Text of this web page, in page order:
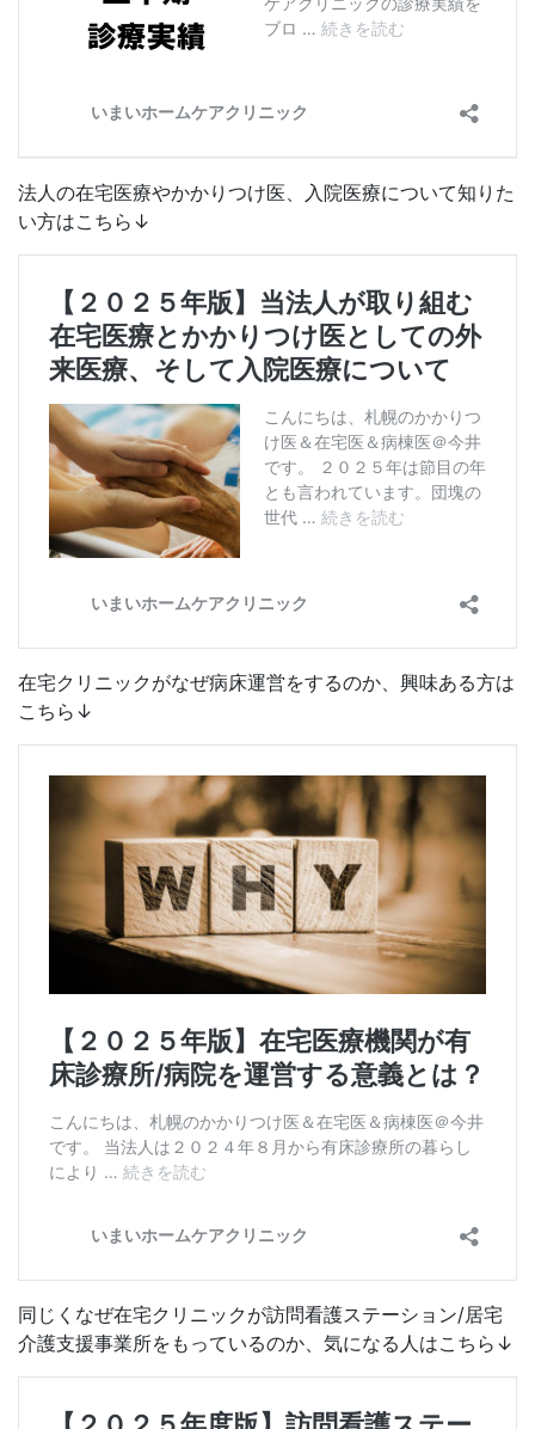
法人の在宅医療やかかりつけ医、入院医療について知りた
い方はこちら↓
在宅クリニックがなぜ病床運営をするのか、興味ある方は
こちら↓
同じくなぜ在宅クリニックが訪問看護ステーション/居宅
介護支援事業所をもっているのか、気になる人はこちら↓